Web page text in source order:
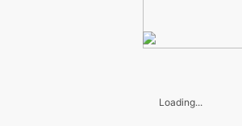
Loading...